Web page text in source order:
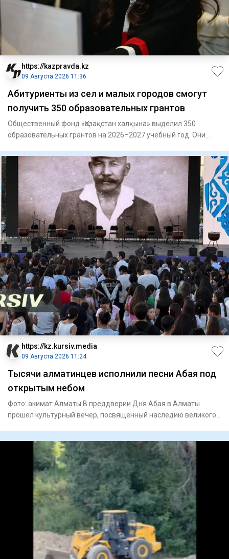
https://kazpravda.kz
09 Августа 2026 11:36
Абитуриенты из сел и малых городов смогут
получить 350 образовательных грантов
Общественный фонд «Қазақстан халқына» выделил 350
образовательных грантов на 2026–2027 учебный год. Они
https://kz.kursiv.media
09 Августа 2026 11:24
Тысячи алматинцев исполнили песни Абая под
открытым небом
Фото: акимат Алматы В преддверии Дня Абая в Алматы
прошел культурный вечер, посвященный наследию великого